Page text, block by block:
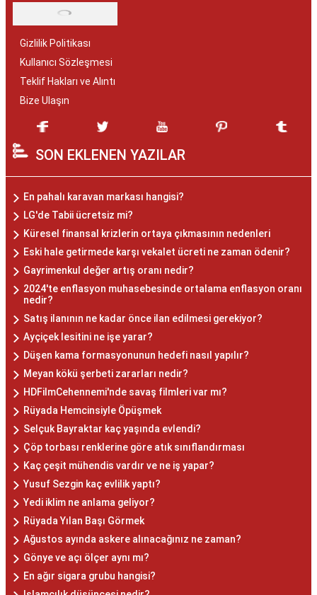
Gizlilik Politikası
Kullanıcı Sözleşmesi
Teklif Hakları ve Alıntı
Bize Ulaşın
SON EKLENEN YAZILAR
En pahalı karavan markası hangisi?
LG'de Tabii ücretsiz mi?
Küresel finansal krizlerin ortaya çıkmasının nedenleri
Eski hale getirmede karşı vekalet ücreti ne zaman ödenir?
Gayrimenkul değer artış oranı nedir?
2024'te enflasyon muhasebesinde ortalama enflasyon oranı
nedir?
Satış ilanının ne kadar önce ilan edilmesi gerekiyor?
Ayçiçek lesitini ne işe yarar?
Düşen kama formasyonunun hedefi nasıl yapılır?
Meyan kökü şerbeti zararları nedir?
HDFilmCehennemi'nde savaş filmleri var mı?
Rüyada Hemcinsiyle Öpüşmek
Selçuk Bayraktar kaç yaşında evlendi?
Çöp torbası renklerine göre atık sınıflandırması
Kaç çeşit mühendis vardır ve ne iş yapar?
Yusuf Sezgin kaç evlilik yaptı?
Yedi iklim ne anlama geliyor?
Rüyada Yılan Başı Görmek
Ağustos ayında askere alınacağınız ne zaman?
Gönye ve açı ölçer aynı mı?
En ağır sigara grubu hangisi?